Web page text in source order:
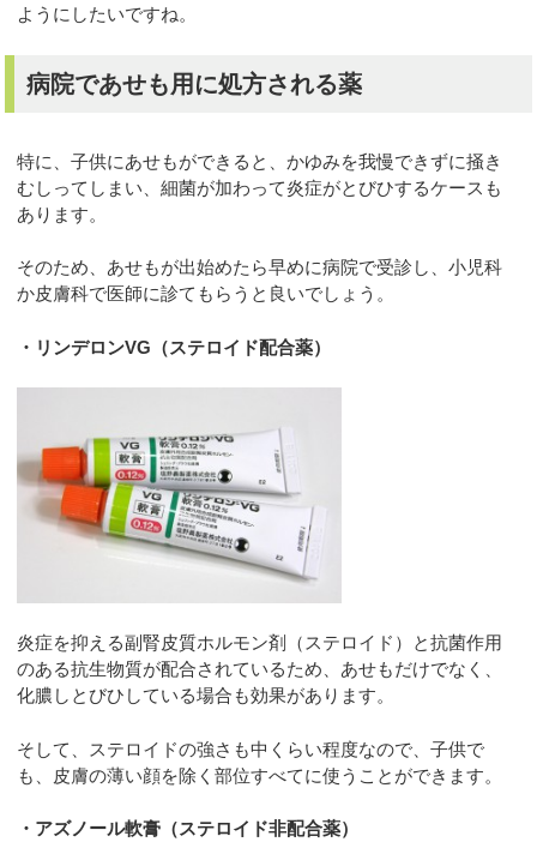
ようにしたいですね。
病院であせも用に処方される薬
特に、子供にあせもができると、かゆみを我慢できずに掻き
むしってしまい、細菌が加わって炎症がとびひするケースも
あります。
そのため、あせもが出始めたら早めに病院で受診し、小児科
か皮膚科で医師に診てもらうと良いでしょう。
・リンデロンVG（ステロイド配合薬）
炎症を抑える副腎皮質ホルモン剤（ステロイド）と抗菌作用
のある抗生物質が配合されているため、あせもだけでなく、
化膿しとびひしている場合も効果があります。
そして、ステロイドの強さも中くらい程度なので、子供で
も、皮膚の薄い顔を除く部位すべてに使うことができます。
・アズノール軟膏（ステロイド非配合薬）